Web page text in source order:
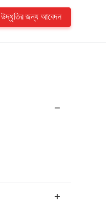
উদ্ধৃতির জন্য আবেদন